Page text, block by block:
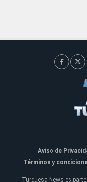
Aviso de
Términos y
Turquesa News es